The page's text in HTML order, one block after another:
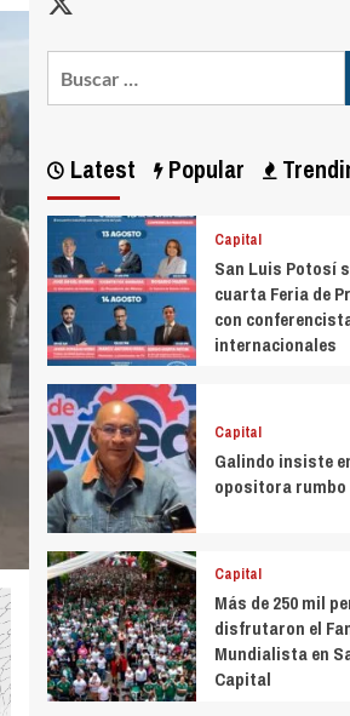
Latest Popular
Capital
San Luis Potosí
cuarta Feria de
con
internacionales
Capital
Galindo insiste
opositora rumbo
Capital
Más de 250 mil
disfrutaron el
Mundialista en
Capital